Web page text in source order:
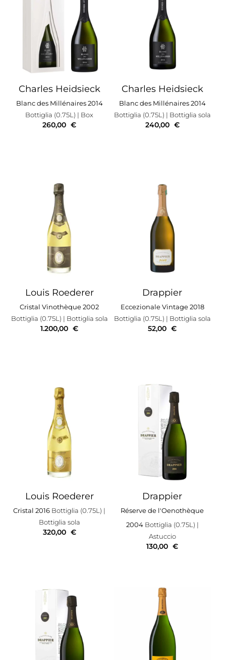
Charles Heidsieck
Blanc des Millénaires 2014
Bottiglia (0.75L) | Box
260,00 €
Charles Heidsieck
Blanc des Millénaires 2014
Bottiglia (0.75L) | Bottiglia sola
240,00 €
Louis Roederer
Cristal Vinothèque 2002
Bottiglia (0.75L) | Bottiglia sola
1.200,00 €
Drappier
Eccezionale Vintage 2018
Bottiglia (0.75L) | Bottiglia sola
52,00 €
Louis Roederer
Cristal 2016 Bottiglia (0.75L) |
Bottiglia sola
320,00 €
Drappier
Réserve de l'Oenothèque
2004Bottiglia (0.75L) |
Astuccio
130,00 €